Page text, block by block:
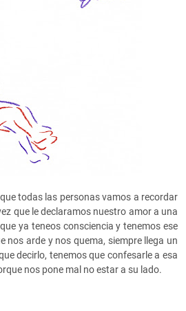
todas las personas vamos a recordar
que le declaramos nuestro amor a una
ya teneos consciencia y tenemos ese
nos arde y nos quema, siempre llega un
decirlo, tenemos que confesarle a esa
nos pone mal no estar a su lado.